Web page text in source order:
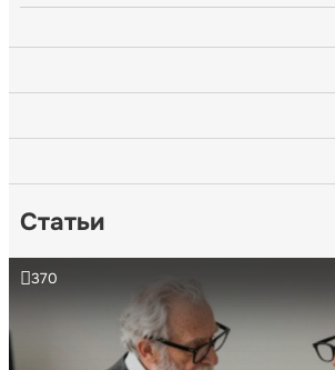
Статьи
370